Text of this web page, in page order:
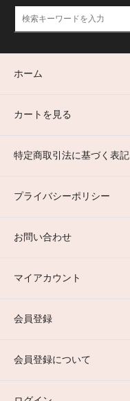
ホーム
カートを見る
特定商取引法に基づく表記
プライバシーポリシー
お問い合わせ
マイアカウント
会員登録
会員登録について